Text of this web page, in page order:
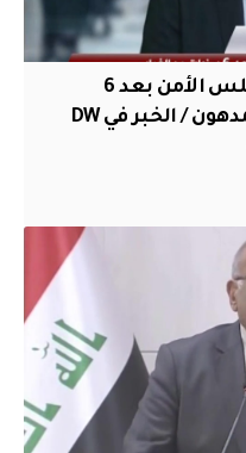
ألمانيا تعود إلى عضوية مجلس الأمن بعد 6
سنوات من الغياب / لؤي المدهون / الخبر في DW